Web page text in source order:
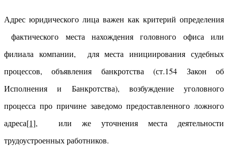
Адрес юридического лица важен как критерий определения
фактического места нахождения головного офиса или
филиала компании, для места инициирования судебных
процессов, объявления банкротства (ст.154 Закон об
Исполнения и Банкротства), возбуждение уголовного
процесса про причине заведомо предоставленного ложного
адреса[1], или же уточнения места деятельности
трудоустроенных работников.